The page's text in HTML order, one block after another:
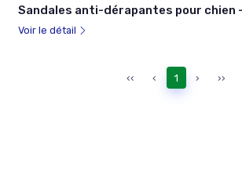
Sandales anti-dérapantes pour chien
Voir le détail
‹‹ ‹ 1 › ››